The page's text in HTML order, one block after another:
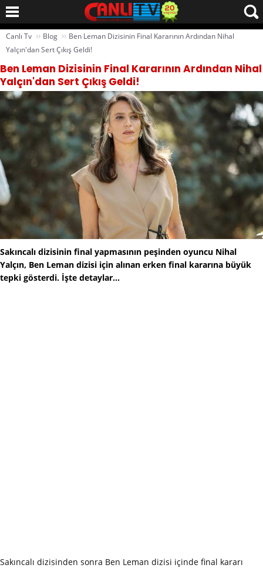
Canlı Tv ›› Blog ›› Ben Leman Dizisinin Final Kararının Ardından Nihal
Yalçın'dan Sert Çıkış Geldi!
Ben Leman Dizisinin Final Kararının Ardından Nihal
Yalçın'dan Sert Çıkış Geldi!
Sakıncalı dizisinin final yapmasının peşinden oyuncu Nihal
Yalçın, Ben Leman dizisi için alınan erken final kararına büyük
tepki gösterdi. İşte detaylar...
Sakıncalı dizisinden sonra Ben Leman dizisi içinde final kararı